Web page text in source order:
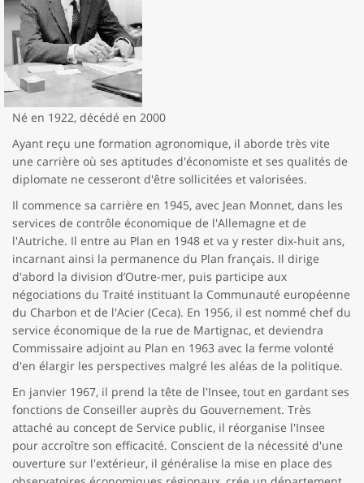
Né en 1922, décédé en 2000
Ayant reçu une formation agronomique, il aborde très vite
une carrière où ses aptitudes d'économiste et ses qualités de
diplomate ne cesseront d'être sollicitées et valorisées.
Il commence sa carrière en 1945, avec Jean Monnet, dans les
services de contrôle économique de l'Allemagne et de
l'Autriche. Il entre au Plan en 1948 et va y rester dix-huit ans,
incarnant ainsi la permanence du Plan français. Il dirige
d'abord la division d’Outre-mer, puis participe aux
négociations du Traité instituant la Communauté européenne
du Charbon et de l'Acier (Ceca). En 1956, il est nommé chef du
service économique de la rue de Martignac, et deviendra
Commissaire adjoint au Plan en 1963 avec la ferme volonté
d'en élargir les perspectives malgré les aléas de la politique.
En janvier 1967, il prend la tête de l'Insee, tout en gardant ses
fonctions de Conseiller auprès du Gouvernement. Très
attaché au concept de Service public, il réorganise l'Insee
pour accroître son efficacité. Conscient de la nécessité d'une
ouverture sur l'extérieur, il généralise la mise en place des